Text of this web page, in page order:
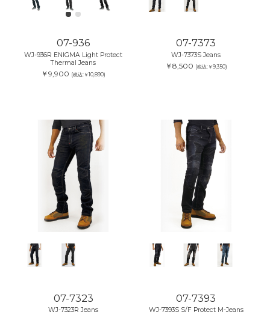
07-936
WJ-936R ENIGMA Light Protect
Thermal Jeans
￥9,900 (税込:￥10,890)
07-7373
WJ-7373S Jeans
￥8,500 (税込:￥9,350)
07-7323
WJ-7323R Jeans
07-7393
WJ-7393S S/F Protect M-Jeans